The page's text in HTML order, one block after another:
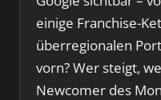
einige Franchise-
überregionalen
vorn? Wer steigt,
Newcomer des